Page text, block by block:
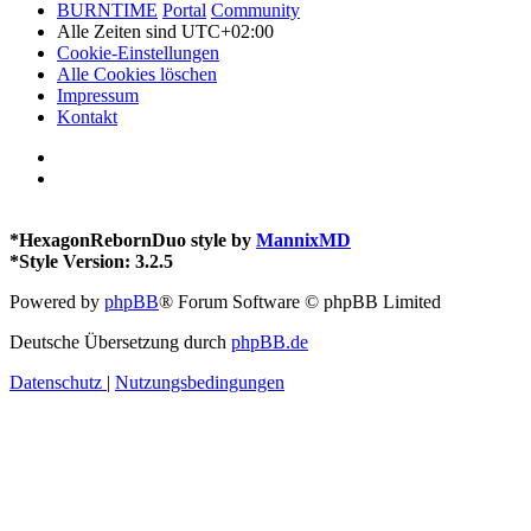
BURNTIME Portal Community
Alle Zeiten sind UTC+02:00
Cookie-Einstellungen
Alle Cookies löschen
Impressum
Kontakt
*HexagonRebornDuo style by MannixMD
*Style Version: 3.2.5
Powered by phpBB® Forum Software © phpBB Limited
Deutsche Übersetzung durch phpBB.de
Datenschutz | Nutzungsbedingungen